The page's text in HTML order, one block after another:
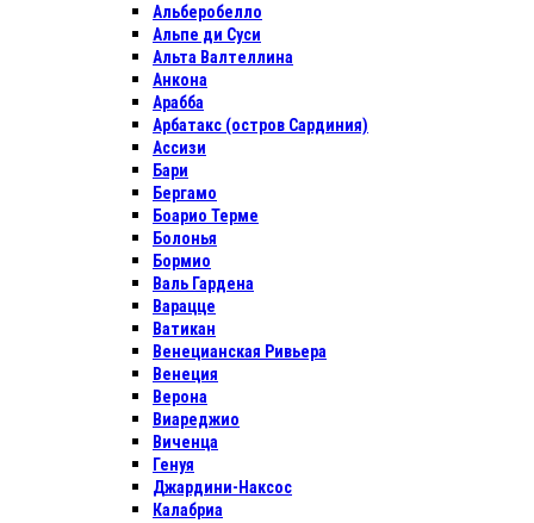
Альберобелло
Альпе ди Суси
Альта Валтеллина
Анкона
Арабба
Арбатакс (остров Сардиния)
Ассизи
Бари
Бергамо
Боарио Терме
Болонья
Бормио
Валь Гардена
Варацце
Ватикан
Венецианская Ривьера
Венеция
Верона
Виареджио
Виченца
Генуя
Джардини-Наксос
Калабриа